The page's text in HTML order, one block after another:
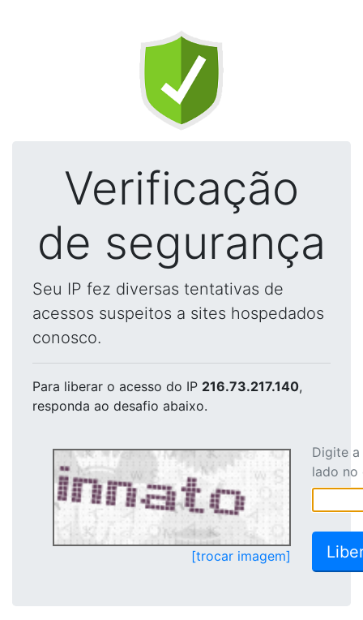
Verificação
de segurança
Seu IP fez diversas tentativas de
acessos suspeitos a sites hospedados
conosco.
Para liberar o acesso do IP 216.73.217.140,
responda ao desafio abaixo.
[trocar imagem]
Digite
lado no